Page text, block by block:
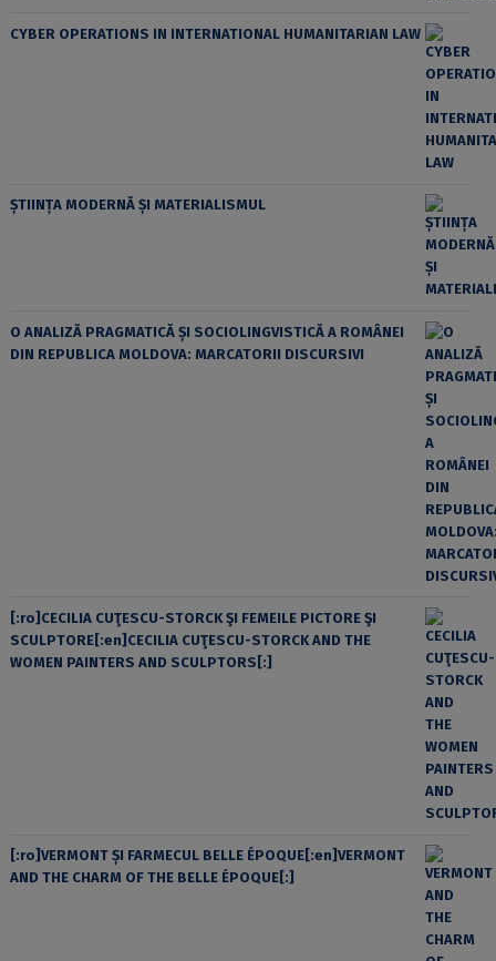
CYBER OPERATIONS IN INTERNATIONAL HUMANITARIAN LAW
ȘTIINȚA MODERNĂ ȘI MATERIALISMUL
O ANALIZĂ PRAGMATICĂ ȘI SOCIOLINGVISTICĂ A ROMÂNEI
DIN REPUBLICA MOLDOVA: MARCATORII DISCURSIVI
[:ro]CECILIA CUŢESCU-STORCK ŞI FEMEILE PICTORE ŞI
SCULPTORE[:en]CECILIA CUŢESCU-STORCK AND THE
WOMEN PAINTERS AND SCULPTORS[:]
[:ro]VERMONT ȘI FARMECUL BELLE ÉPOQUE[:en]VERMONT
AND THE CHARM OF THE BELLE ÉPOQUE[:]